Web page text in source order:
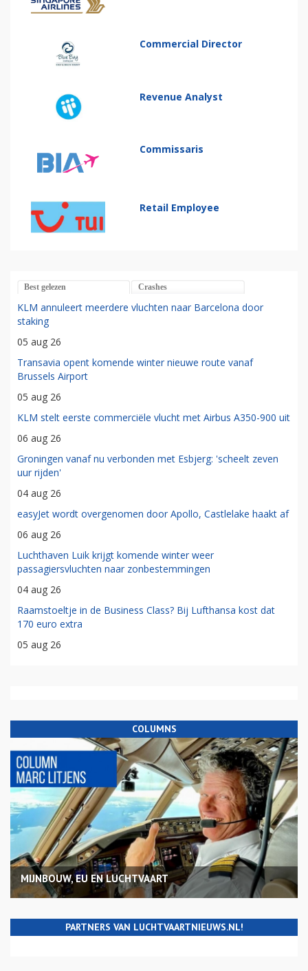
Commercial Director
Revenue Analyst
Commissaris
Retail Employee
Best gelezen Crashes
KLM annuleert meerdere vluchten naar Barcelona door
staking
05 aug 26
Transavia opent komende winter nieuwe route vanaf
Brussels Airport
05 aug 26
KLM stelt eerste commerciële vlucht met Airbus A350-900 uit
06 aug 26
Groningen vanaf nu verbonden met Esbjerg: 'scheelt zeven
uur rijden'
04 aug 26
easyJet wordt overgenomen door Apollo, Castlelake haakt af
06 aug 26
Luchthaven Luik krijgt komende winter weer
passagiersvluchten naar zonbestemmingen
04 aug 26
Raamstoeltje in de Business Class? Bij Lufthansa kost dat
170 euro extra
05 aug 26
COLUMNS
MIJNBOUW, EU EN LUCHTVAART
PARTNERS VAN LUCHTVAARTNIEUWS.NL!